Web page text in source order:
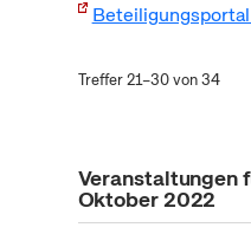
Treffer 21–30 von 34
Veranstaltungen
Oktober 2022